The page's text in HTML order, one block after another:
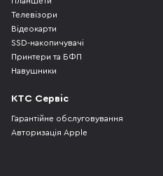
Телевізори
Відеокарти
SSD-накопичувачі
Принтери та БФП
Навушники
КТС Сервіс
Гарантійне обслуговування
Авторизація Apple